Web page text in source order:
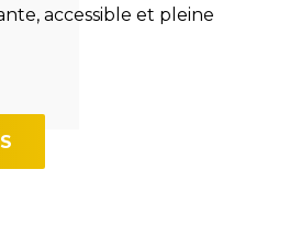
accessible et pleine